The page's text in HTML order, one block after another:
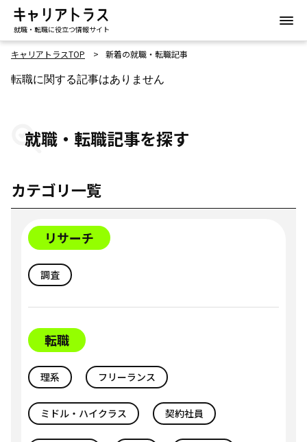
就職・転職に役立つ情報サイト
キャリアトラスTOP 新着の就職・転職記事
転職に関する記事はありません
就職・転職記事を探す
カテゴリ一覧
リサーチ
調査
転職
理系 フリーランス
ミドル・ハイクラス 契約社員